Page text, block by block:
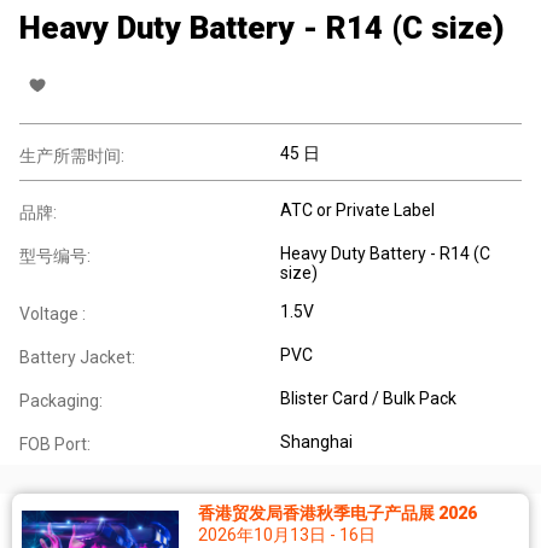
Heavy Duty Battery - R14 (C size)
生产所需时间: 45 日
品牌: ATC or Private Label
型号编号:
Heavy Duty Battery - R14 (C
size)
Voltage : 1.5V
Battery Jacket: PVC
Packaging: Blister Card / Bulk Pack
FOB Port: Shanghai
香港贸发局香港秋季电子产品展 2026
2026年10月13日 - 16日